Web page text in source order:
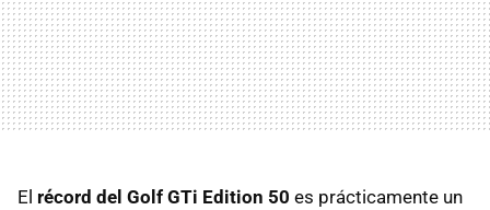
El récord del Golf GTi Edition 50 es prácticamente un